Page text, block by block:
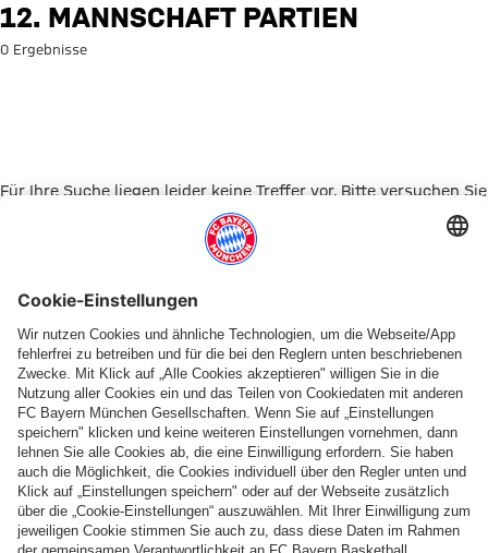
Suche: 12. Mannschaft Partien
12. MANNSCHAFT PARTIEN
0 Ergebnisse
Für Ihre Suche liegen leider keine Treffer vor. Bitte versuchen Sie
Zur Startseite